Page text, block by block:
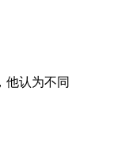
他认为不同